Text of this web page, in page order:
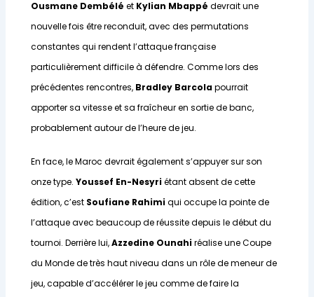
Ousmane Dembélé et Kylian Mbappé devrait une
nouvelle fois être reconduit, avec des permutations
constantes qui rendent l’attaque française
particulièrement difficile à défendre. Comme lors des
précédentes rencontres, Bradley Barcolapourrait
apporter sa vitesse et sa fraîcheur en sortie de banc,
probablement autour de l’heure de jeu.
En face, le Maroc devrait également s’appuyer sur son
onze type. Youssef En-Nesyriétant absent de cette
édition, c’est Soufiane Rahimiqui occupe la pointe de
l’attaque avec beaucoup de réussite depuis le début du
tournoi. Derrière lui,Azzedine Ounahiréalise une Coupe
du Monde de très haut niveau dans un rôle de meneur de
jeu, capable d’accélérer le jeu comme de faire la